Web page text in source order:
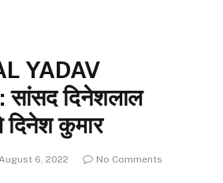
YADAV
दिनेशलाल
कुमार
6, 2022
No Comments